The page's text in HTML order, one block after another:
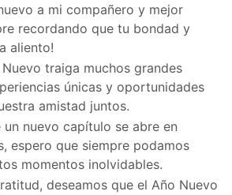
a mi compañero y mejor
recordando que tu bondad y
aliento!
traiga muchos grandes
únicas y oportunidades
amistad juntos.
nuevo capítulo se abre en
espero que siempre podamos
momentos inolvidables.
deseamos que el Año Nuevo